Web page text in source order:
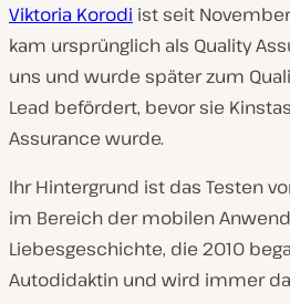
Viktoria Korodi ist seit
kam ursprünglich als Quality
uns und wurde später zum
Lead befördert, bevor sie
Assurance wurde.
Ihr Hintergrund ist das Testen
im Bereich der mobilen
Liebesgeschichte, die 2010
Autodidaktin und wird immer